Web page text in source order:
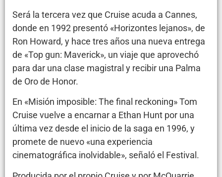
Será la tercera vez que Cruise acuda a Cannes,
donde en 1992 presentó «Horizontes lejanos», de
Ron Howard, y hace tres años una nueva entrega
de «Top gun: Maverick», un viaje que aprovechó
para dar una clase magistral y recibir una Palma
de Oro de Honor.
En «Misión imposible: The final reckoning» Tom
Cruise vuelve a encarnar a Ethan Hunt por una
última vez desde el inicio de la saga en 1996, y
promete de nuevo «una experiencia
cinematográfica inolvidable», señaló el Festival.